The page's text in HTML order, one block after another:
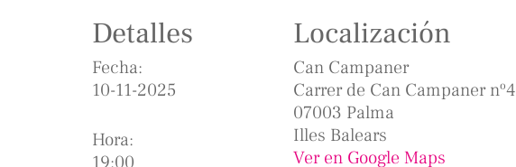
Detalles
Fecha:
10-11-2025
Hora:
Localización
Can Campaner
Carrer de Can Campaner nº4
07003 Palma
Illes Balears
Ver en Google Maps